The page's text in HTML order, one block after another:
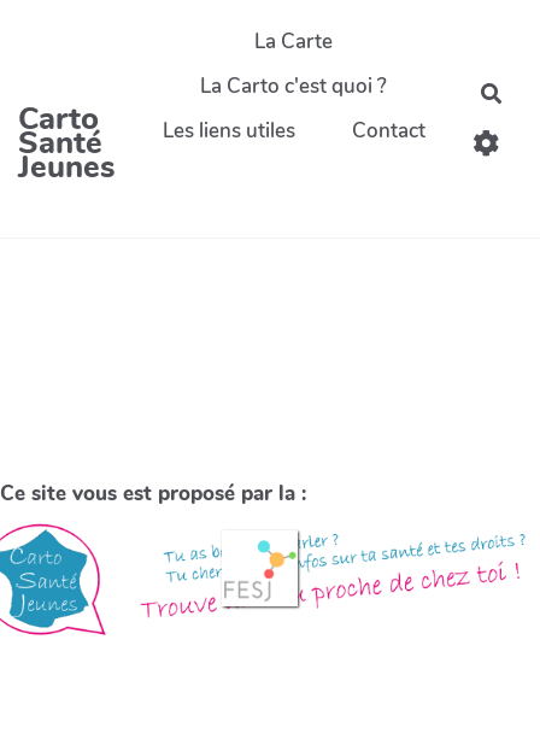
Carto
Santé
Jeunes
La Carte
La Carto c'est quoi ?
Les liens utiles
Contact
Ce site vous est proposé par la :